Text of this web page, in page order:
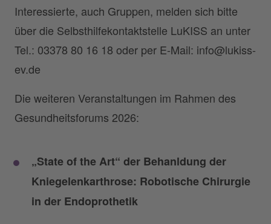
Interessierte, auch Gruppen, melden sich bitte
über die Selbsthilfekontaktstelle LuKISS an unter
Tel.: 03378 80 16 18 oder per E-Mail: info@lukiss-
ev.de
Die weiteren Veranstaltungen im Rahmen des
Gesundheitsforums 2026:
„State of the Art“ der Behanldung der
Kniegelenkarthrose: Robotische Chirurgie
in der Endoprothetik